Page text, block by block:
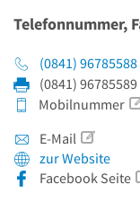
Telefonnummer,
(0841) 96785588
(0841) 96785589
Mobilnummer
E-Mail
zur Website
Facebook Seite